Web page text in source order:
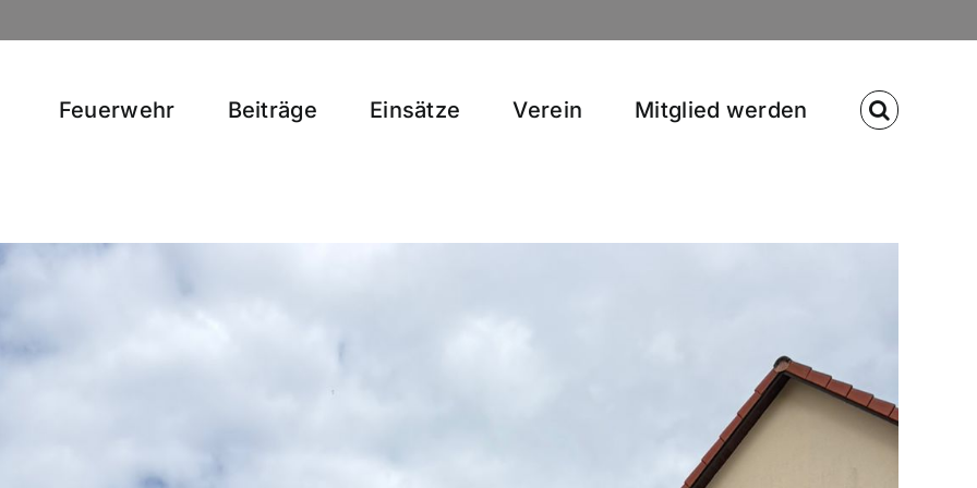
Feuerwehr Beiträge Einsätze Verein Mitglied werden